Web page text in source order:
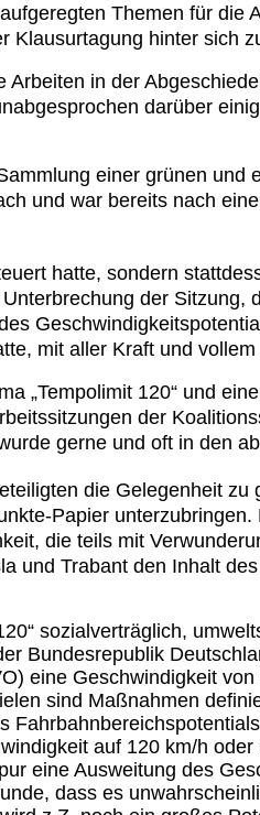
Themen für
Klausurtagung hinter sich
in der
darüber
einer grünen
und war bereits nach
hatte, sondern
der
mit aller Kraft und
„Tempolimit 120“ und
der
gerne und oft in den
die Gelegenheit
Papier
die teils mit
und Trabant den Inhalt
sozialverträglich,
Bundesrepublik
eine Geschwindigkeit
sind Maßnahmen
Fahrbahnbereichspotentials
auf 120 km/h
eine Ausweitung des
dass es